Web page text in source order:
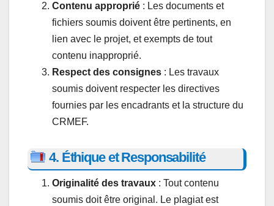
Contenu approprié : Les documents et
fichiers soumis doivent être pertinents, en
lien avec le projet, et exempts de tout
contenu inapproprié.
Respect des consignes : Les travaux
soumis doivent respecter les directives
fournies par les encadrants et la structure du
CRMEF.
4. Éthique et Responsabilité
Originalité des travaux : Tout contenu
soumis doit être original. Le plagiat est